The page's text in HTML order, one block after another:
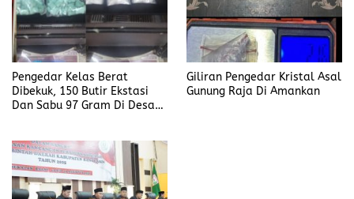
Pengedar Kelas Berat
Dibekuk, 150 Butir Ekstasi
Dan Sabu 97 Gram Di Desa
Giliran Pengedar Kristal Asal
Gunung Raja Di Amankan